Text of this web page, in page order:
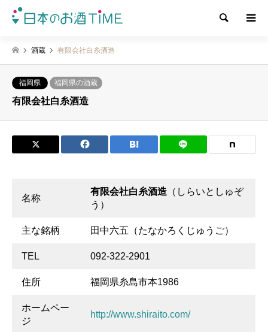
検索
酒蔵 有限会社白糸酒造
福岡県 福岡県の酒蔵
有限会社白糸酒造
名称
有限会社白糸酒造 （しらいとしゅぞ
う）
主な銘柄 田中六五（たなかろくじゅうご）
TEL 092-322-2901
住所 福岡県糸島市本1986
ホームペー
ジ
http://www.shiraito.com/